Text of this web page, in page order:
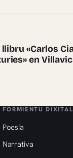
pieces
«Carlos
en
FORMIENTU DIXITAL
Poesía
Narrativa